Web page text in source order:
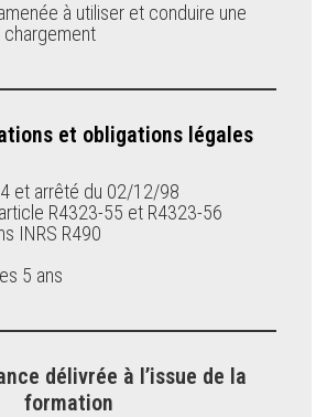
à utiliser et conduire une
chargement
et obligations légales
et arrêté du 02/12/98
R4323-55 et R4323-56
INRS R490
5 ans
délivrée à l’issue de la
formation